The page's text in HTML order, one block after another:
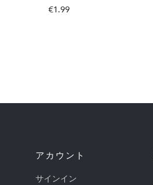
€1.99
アカウント
サインイン